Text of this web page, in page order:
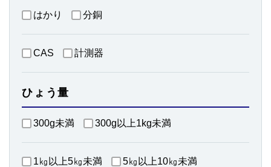
はかり 分銅
CAS 計測器
ひょう量
300g未満 300g以上1kg未満
1㎏以上5㎏未満 5㎏以上10㎏未満